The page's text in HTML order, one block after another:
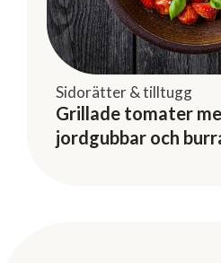
Sidorätter & tilltugg
Grillade tomater
jordgubbar och